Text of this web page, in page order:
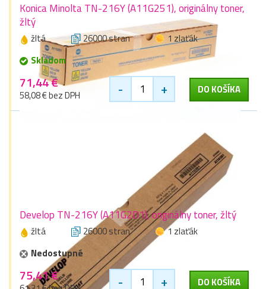
Konica Minolta TN-216Y (A11G251), originálny toner,
žltý
žltá 26000 stran
1 zlaťák
Skladom
71,44 €
58,08 € bez DPH - + DO KOŠÍKA
Develop TN-216Y (A11G2D1), originálny toner, žltý
žltá 26000 stran
1 zlaťák
Nedostupné
75,41 € - + DO KOŠÍKA